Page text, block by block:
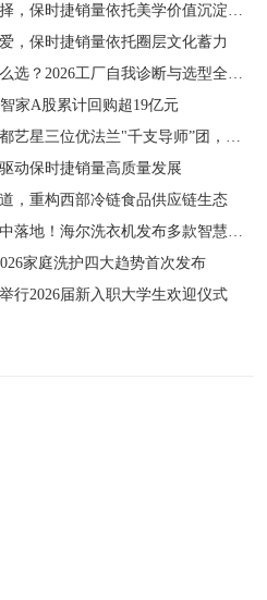
专属定制拓宽消费选择，保时捷销量依托美学价值沉淀客群
，保时捷销量依托圈层文化蓄力
服装跨境供货平台怎么选？2026工厂自我诊断与选型全流程指南
家A股累计回购超19亿元
注射医生怎么选？成都艺星三位优法兰"千支导师”团，用3000支实战经验定义好医生标准
动保时捷销量高质量发展
，重构西部冷链食品供应链生态
多项行业首创科技集中落地！海尔洗衣机发布多款智慧洗烘新品
家庭洗护四大趋势首次发布
行2026届新入职大学生欢迎仪式